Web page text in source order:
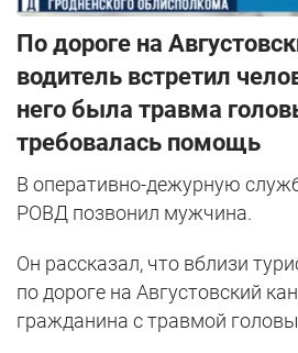
По дороге на
водитель встретил
него была травма
требовалась помощь
В оперативно-дежурную
РОВД позвонил мужчина.
Он рассказал, что вблизи
по дороге на Августовский
гражданина с травмой